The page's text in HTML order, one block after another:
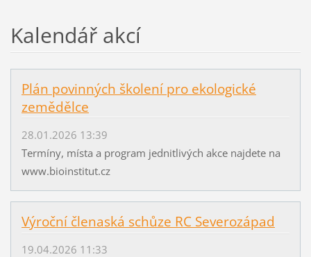
Kalendář akcí
Plán povinných školení pro ekologické
zemědělce
28.01.2026 13:39
Termíny, místa a program jednitlivých akce najdete na
www.bioinstitut.cz
Výroční členaská schůze RC Severozápad
19.04.2026 11:33